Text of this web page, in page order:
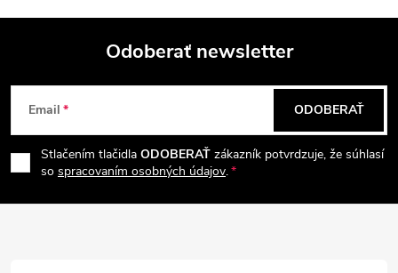
c
e
p
r
v
a
i
e
Z
á
p
Odoberať newsletter
Email
Stlačením tlačidla ODOBERAŤ zákazník potvrdzuje, že súhlasí
so spracovaním osobných údajov.
ODOBERAŤ